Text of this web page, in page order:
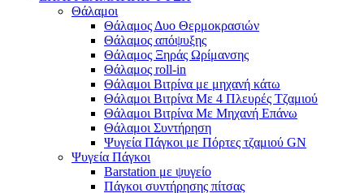
Θάλαμοι
Θάλαμος Δυο Θερμοκρασιών
Θάλαμος απόψυξης
Θάλαμος Ξηράς Ωρίμανσης
Θάλαμος roll-in
Θάλαμοι Βιτρίνα με μηχανή κάτω
Θάλαμοι Βιτρίνα Με 4 Πλευρές Τζαμιού
Θάλαμοι Βιτρίνα Με Μηχανή Επάνω
Θάλαμοι Συντήρηση
Ψυγεία Πάγκοι με Πόρτες τζαμιού GN
Ψυγεία Πάγκοι
Barstation με ψυγείο
Πάγκοι συντήρησης πίτσας